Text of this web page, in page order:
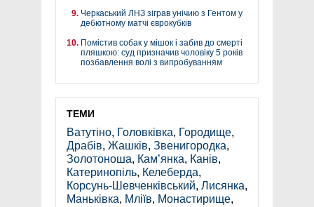
Черкаський ЛНЗ зіграв унічию з Гентом у
дебютному матчі єврокубків
Помістив собак у мішок і забив до смерті
пляшкою: суд призначив чоловіку 5 років
позбавлення волі з випробуванням
ТЕМИ
Ватутіно, Головківка, Городище,
Драбів, Жашків, Звенигородка,
Золотоноша, Кам’янка, Канів,
Катеринопіль, Келеберда,
Корсунь-Шевченківський, Лисянка,
Маньківка, Мліїв, Монастирище,